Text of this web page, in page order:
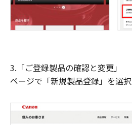
3.「ご登録製品の確認と変更」
ページで「新規製品登録」を選択